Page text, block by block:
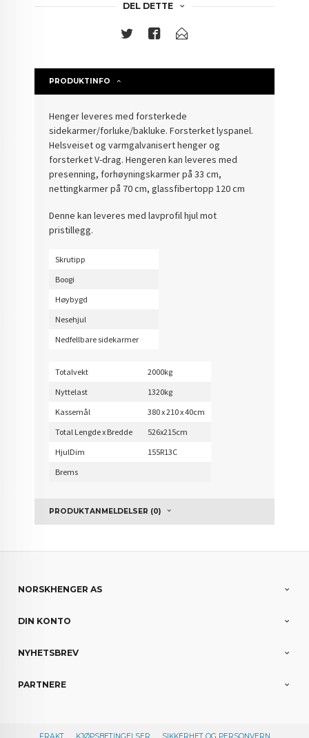
DEL DETTE
PRODUKTINFO
Henger leveres med forsterkede
sidekarmer/forluke/bakluke. Forsterket lyspanel.
Helsveiset og varmgalvanisert henger og
forsterket V-drag. Hengeren kan leveres med
presenning, forhøyningskarmer på 33 cm,
nettingkarmer på 70 cm, glassfibertopp 120 cm
Denne kan leveres med lavprofil hjul mot
pristillegg.
Skrutipp
Boogi
Høybygd
Nesehjul
Nedfellbare sidekarmer
Totalvekt
2000kg
Nyttelast
1320kg
Kassemål
380 x 210 x 40cm
Total Lengde x Bredde
526x215cm
HjulDim
155R13C
Brems
PRODUKTANMELDELSER (0)
NORSKHENGER AS
DIN KONTO
NYHETSBREV
PARTNERE